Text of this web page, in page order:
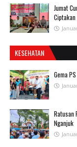
Jumat
KESEHATAN
Gema
Ratusan
Nganjuk